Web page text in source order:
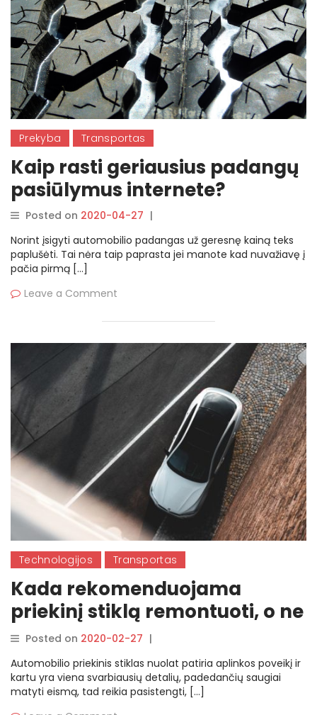
Prekyba Transportas
Kaip rasti geriausius padangų
pasiūlymus internete?
Posted on 2020-04-27 |
Norint įsigyti automobilio padangas už geresnę kainą teks
paplušėti. Tai nėra taip paprasta jei manote kad nuvažiavę į
pačia pirmą […]
Leave a Comment
Technologijos Transportas
Kada rekomenduojama
priekinį stiklą remontuoti, o ne
keisti?
Posted on 2020-02-27 |
Automobilio priekinis stiklas nuolat patiria aplinkos poveikį ir
kartu yra viena svarbiausių detalių, padedančių saugiai
matyti eismą, tad reikia pasistengti, […]